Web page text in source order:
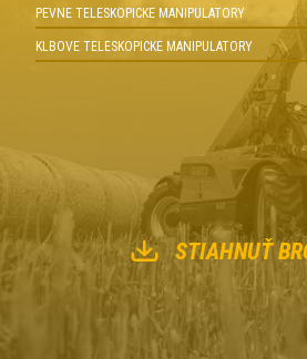
PEVNE TELESKOPICKE MANIPULATORY
KLBOVE TELESKOPICKE MANIPULATORY
STIAHNUŤ